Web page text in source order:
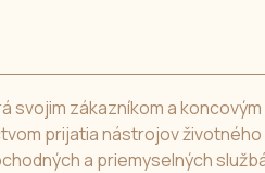
svojim zákazníkom a
prijatia nástrojov
a priemyselných